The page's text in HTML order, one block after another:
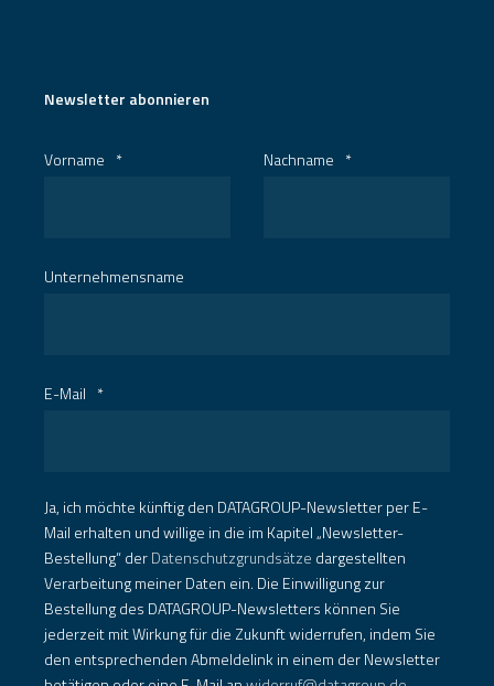
Newsletter abonnieren
Vorname * Nachname *
Unternehmensname
E-Mail *
Ja, ich möchte künftig den DATAGROUP-Newsletter per E-
Mail erhalten und willige in die im Kapitel „Newsletter-
Bestellung“ derDatenschutzgrundsätze dargestellten
Verarbeitung meiner Daten ein. Die Einwilligung zur
Bestellung des DATAGROUP-Newsletters können Sie
jederzeit mit Wirkung für die Zukunft widerrufen, indem Sie
den entsprechenden Abmeldelink in einem der Newsletter